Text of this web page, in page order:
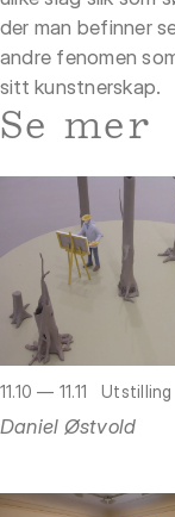
der man befinner
andre fenomen
sitt kunstnerskap.
Se mer
11.10 — 11.11 Utstilling
Daniel Østvold